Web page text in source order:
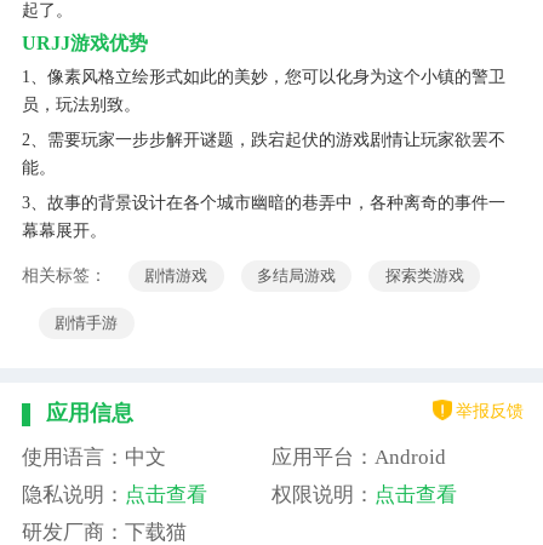
起了。
URJJ游戏优势
1、像素风格立绘形式如此的美妙，您可以化身为这个小镇的警卫
员，玩法别致。
2、需要玩家一步步解开谜题，跌宕起伏的游戏剧情让玩家欲罢不
能。
3、故事的背景设计在各个城市幽暗的巷弄中，各种离奇的事件一
幕幕展开。
相关标签： 剧情游戏 多结局游戏 探索类游戏
剧情手游
应用信息 举报反馈
使用语言：中文
应用平台：Android
隐私说明： 点击查看 权限说明： 点击查看
研发厂商：下载猫